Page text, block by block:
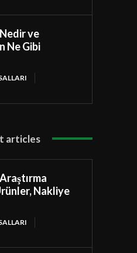
ve
Ne Gibi
articles
Nakliye